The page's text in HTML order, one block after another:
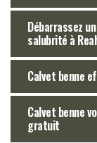
Débarrassez
salubrité à
Calvet benne
Calvet benne
gratuit